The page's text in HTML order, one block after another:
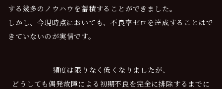
する幾多のノウハウを蓄積することができました。
しかし、今現時点においても、不良率ゼロを達成することはで
きていないのが実情です。
頻度は限りなく低くなりましたが、
どうしても偶発故障による初期不良を完全に排除するまでに